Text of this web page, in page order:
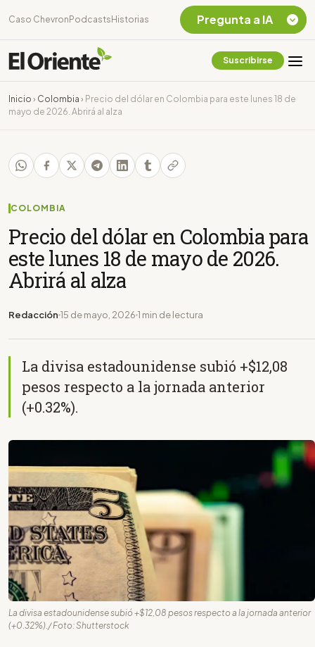
Caso Chevron Podcasts Historias
Suscribirse
Inicio › Colombia › Precio del dólar en Colombia para este lunes 18 de
mayo de 2026. Abrirá al alza
COLOMBIA
Precio del dólar en Colombia para
este lunes 18 de mayo de 2026.
Abrirá al alza
Redacción 15 de mayo, 2026 1 min de lectura
La divisa estadounidense subió +$12,08
pesos respecto a la jornada anterior
(+0.32%).
La divisa estadounidense subió +$12,08 pesos respecto a la jornada anterior
(+0.32%)./ Foto: Shutterstock
Pregunta a IA
Chevron Ecuador